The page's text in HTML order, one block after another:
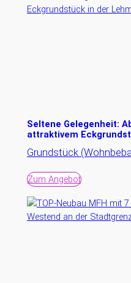
Seltene Gelegenheit:
attraktivem
Grundstück
Zum Angebot